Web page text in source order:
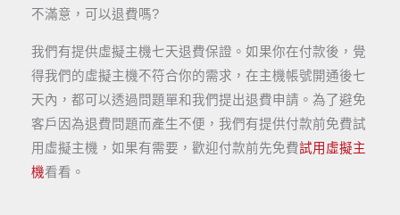
不滿意，可以退費嗎?
我們有提供虛擬主機七天退費保證。如果你在付款後，覺
得我們的虛擬主機不符合你的需求，在主機帳號開通後七
天內，都可以透過問題單和我們提出退費申請。為了避免
客戶因為退費問題而產生不便，我們有提供付款前免費試
用虛擬主機，如果有需要，歡迎付款前先免費試用虛擬主
機看看。